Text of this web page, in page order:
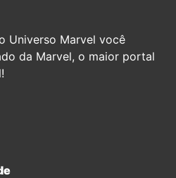
Universo Marvel você
da Marvel, o maior portal